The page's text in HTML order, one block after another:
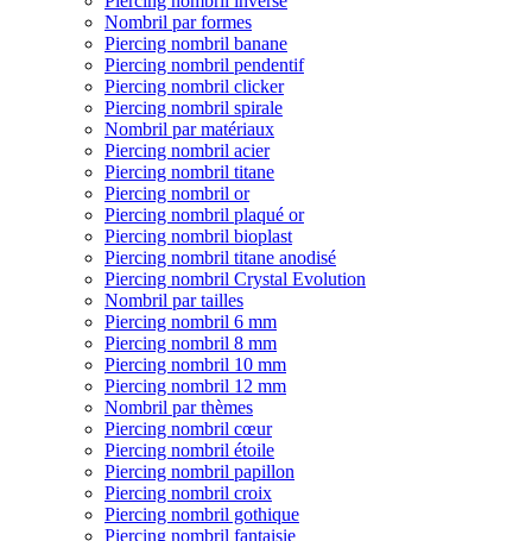
Nombril par formes
Piercing nombril banane
Piercing nombril pendentif
Piercing nombril clicker
Piercing nombril spirale
Nombril par matériaux
Piercing nombril acier
Piercing nombril titane
Piercing nombril or
Piercing nombril plaqué or
Piercing nombril bioplast
Piercing nombril titane anodisé
Piercing nombril Crystal Evolution
Nombril par tailles
Piercing nombril 6 mm
Piercing nombril 8 mm
Piercing nombril 10 mm
Piercing nombril 12 mm
Nombril par thèmes
Piercing nombril cœur
Piercing nombril étoile
Piercing nombril papillon
Piercing nombril croix
Piercing nombril gothique
Piercing nombril fantaisie